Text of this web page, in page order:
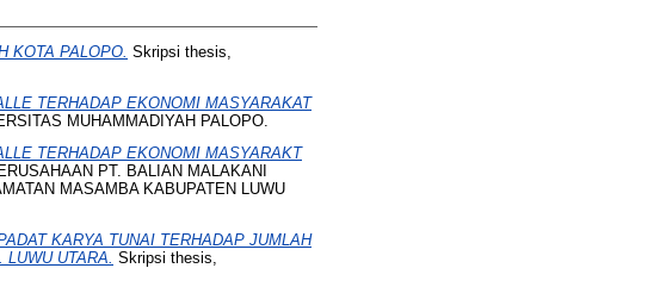
KOTA PALOPO. Skripsi thesis,
TERHADAP EKONOMI MASYARAKAT
MUHAMMADIYAH PALOPO.
TERHADAP EKONOMI MASYARAKT
PT. BALIAN MALAKANI
MASAMBA KABUPATEN LUWU
KARYA TUNAI TERHADAP JUMLAH
UTARA. Skripsi thesis,